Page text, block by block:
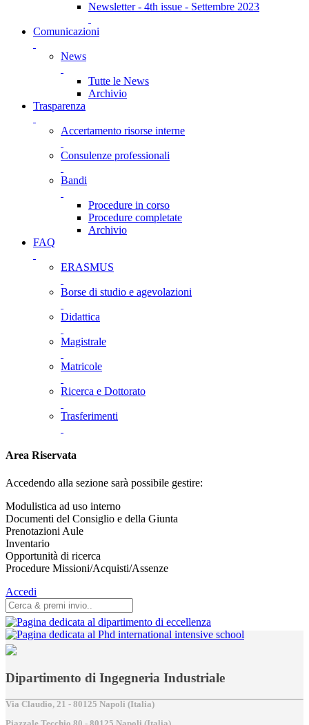
Newsletter - 4th issue - Settembre 2023
Comunicazioni
News
Tutte le News
Archivio
Trasparenza
Accertamento risorse interne
Consulenze professionali
Bandi
Procedure in corso
Procedure completate
Archivio
FAQ
ERASMUS
Borse di studio e agevolazioni
Didattica
Magistrale
Matricole
Ricerca e Dottorato
Trasferimenti
Area Riservata
Accedendo alla sezione sarà possibile gestire:
Modulistica ad uso interno
Documenti del Consiglio e della Giunta
Prenotazioni Aule
Inventario
Opportunità di ricerca
Procedure Missioni/Acquisti/Assenze
Accedi
Dipartimento di Ingegneria Industriale
Via Claudio, 21 - 80125 Napoli (Italia)